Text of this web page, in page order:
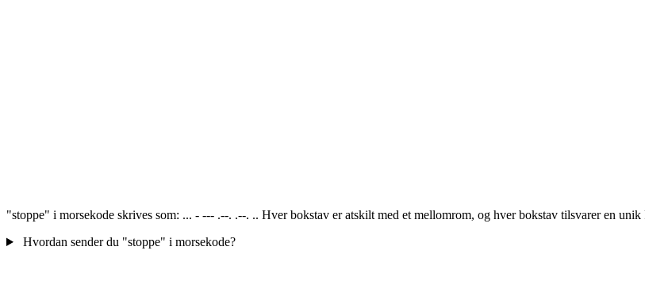
"stoppe" i morsekode skrives som: ... - --- .--. .--. .. Hver bokstav er atskilt med et mellomrom, og hver bokstav tilsvarer en
Hvordan sender du "stoppe" i morsekode?